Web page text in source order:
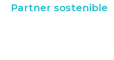
Partner sostenible